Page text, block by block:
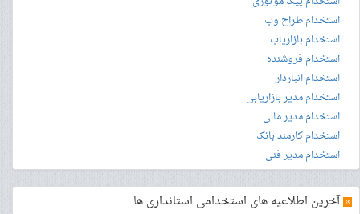
استخدام طراح وب
استخدام بازاریاب
استخدام فروشنده
استخدام انباردار
استخدام مدیر بازاریابی
استخدام مدیر مالی
استخدام کارمند بانک
استخدام مدیر فنی
»آخرین اطلاعیه های استخدامی استانداری ها